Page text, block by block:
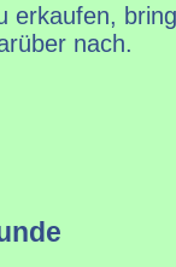
erkaufen,
nach.